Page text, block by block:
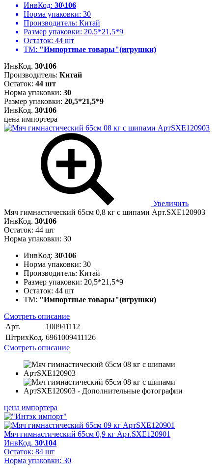
ИнвКод: 30\106
Норма упаковки: 30
Производитель: Китай
Размер упаковки: 20,5*21,5*9
Остаток: 44 шт
ТМ: "Импортные товары"(игрушки)
ИнвКод. 30\106
Производитель: Китай
Остаток: 44 шт
Норма упаковки: 30
Размер упаковки: 20,5*21,5*9
ИнвКод. 30\106
цена импортера
Увеличить
Мяч гимнастический 65см 0,8 кг с шипами Арт.SXE120903
ИнвКод. 30\106
Остаток: 44 шт
Норма упаковки: 30
ИнвКод: 30\106
Норма упаковки: 30
Производитель: Китай
Размер упаковки: 20,5*21,5*9
Остаток: 44 шт
ТМ: "Импортные товары"(игрушки)
Смотреть описание
Арт.
100941112
ШтрихКод. 6961009411126
Смотреть описание
цена импортера
Мяч гимнастический 65см 0,9 кг Арт.SXE120901
ИнвКод. 30\104
Остаток: 84 шт
Норма упаковки: 30